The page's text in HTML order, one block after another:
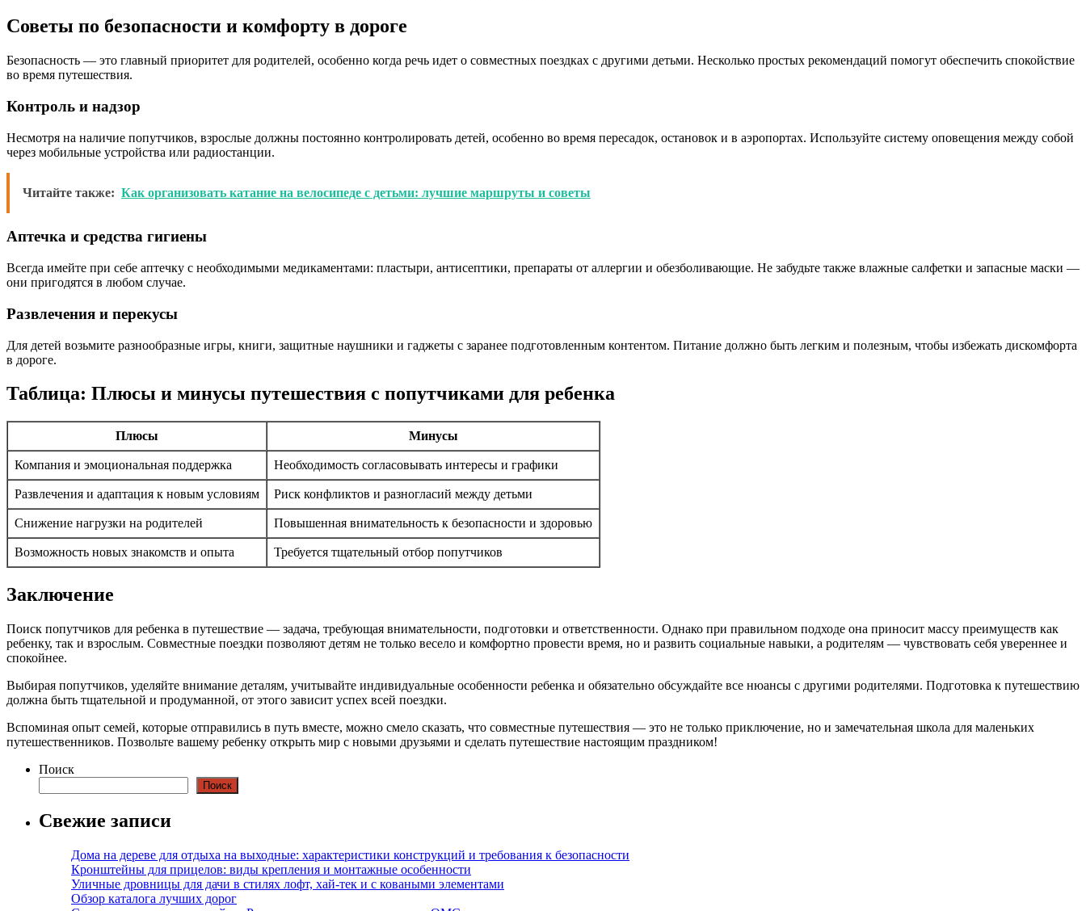
Советы по безопасности и комфорту в дороге
Безопасность — это главный приоритет для родителей, особенно когда речь идет о совместных поездках с другими детьми. Несколько простых рекомендаций помогут обеспечить спокойствие
во время путешествия.
Контроль и надзор
Несмотря на наличие попутчиков, взрослые должны постоянно контролировать детей, особенно во время пересадок, остановок и в аэропортах. Используйте систему оповещения между собой
через мобильные устройства или радиостанции.
Читайте также: Как организовать катание на велосипеде с детьми: лучшие маршруты и советы
Аптечка и средства гигиены
Всегда имейте при себе аптечку с необходимыми медикаментами: пластыри, антисептики, препараты от аллергии и обезболивающие. Не забудьте также влажные салфетки и запасные маски —
они пригодятся в любом случае.
Развлечения и перекусы
Для детей возьмите разнообразные игры, книги, защитные наушники и гаджеты с заранее подготовленным контентом. Питание должно быть легким и полезным, чтобы избежать дискомфорта
в дороге.
Таблица: Плюсы и минусы путешествия с попутчиками для ребенка
Плюсы Минусы
Компания и эмоциональная поддержка Необходимость согласовывать интересы и графики
Развлечения и адаптация к новым условиям Риск конфликтов и разногласий между детьми
Снижение нагрузки на родителей Повышенная внимательность к безопасности и здоровью
Возможность новых знакомств и опыта Требуется тщательный отбор попутчиков
Заключение
Поиск попутчиков для ребенка в путешествие — задача, требующая внимательности, подготовки и ответственности. Однако при правильном подходе она приносит массу преимуществ как
ребенку, так и взрослым. Совместные поездки позволяют детям не только весело и комфортно провести время, но и развить социальные навыки, а родителям — чувствовать себя увереннее и
спокойнее.
Выбирая попутчиков, уделяйте внимание деталям, учитывайте индивидуальные особенности ребенка и обязательно обсуждайте все нюансы с другими родителями. Подготовка к путешествию
должна быть тщательной и продуманной, от этого зависит успех всей поездки.
Вспоминая опыт семей, которые отправились в путь вместе, можно смело сказать, что совместные путешествия — это не только приключение, но и замечательная школа для маленьких
путешественников. Позвольте вашему ребенку открыть мир с новыми друзьями и сделать путешествие настоящим праздником!
Поиск
Поиск
Свежие записи
Дома на дереве для отдыха на выходные: характеристики конструкций и требования к безопасности
Кронштейны для прицелов: виды крепления и монтажные особенности
Уличные дровницы для дачи в стилях лофт, хай-тек и с коваными элементами
Обзор каталога лучших дорог